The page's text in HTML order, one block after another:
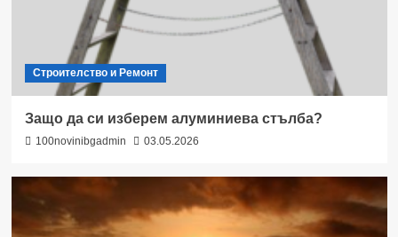
Строителство и Ремонт
Защо да си изберем алуминиева стълба?
100novinibgadmin 03.05.2026